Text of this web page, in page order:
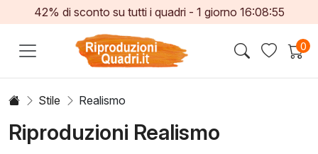
42% di sconto su tutti i quadri - 1 giorno 16:08:52
0
Stile Realismo
Riproduzioni Realismo